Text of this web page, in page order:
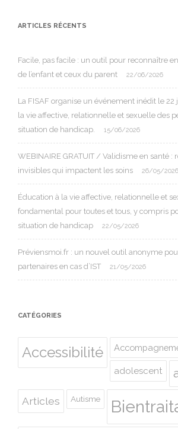
ARTICLES RÉCENTS
Facile, pas facile : un outil pour reconnaître
de l’enfant et ceux du parent
22/06/2026
La FISAF organise un événement inédit le
la vie affective, relationnelle et sexuelle des
situation de handicap.
15/06/2026
WEBINAIRE GRATUIT / Validisme en santé :
invisibles qui impactent les soins
26/05/2026
Éducation à la vie affective, relationnelle et
fondamental pour toutes et tous, y compris
situation de handicap
22/05/2026
Préviensmoi.fr : un nouvel outil anonyme
partenaires en cas d’IST
21/05/2026
CATÉGORIES
Accessibilité
adolescent
Articles Autisme